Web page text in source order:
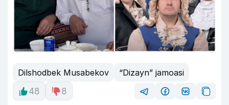
Dilshodbek Musabekov
“Dizayn” jamoasi
48
8